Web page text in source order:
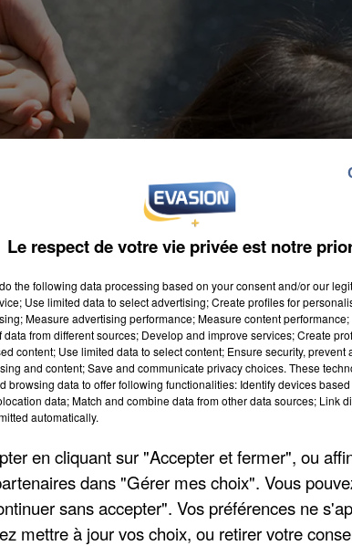
les nouveaux locaux installés sur la place
de ne pas avoir à courir à droite, à
compte 250 agents.
Le respect de votre vie privée est notre
do the following data processing based on your consent and/or our
Use limited data to select advertising; Create profiles for
Measure advertising performance; Measure content
from different sources; Develop and improve services; Create
content; Use limited data to select content; Ensure security, prevent
and content; Save and communicate privacy choices. These
browsing data to offer following functionalities: Identify devices
data; Match and combine data from other data sources; Link
automatically.
en cliquant sur "Accepter et fermer", ou
dans "Gérer mes choix". Vous
sans accepter". Vos préférences ne
mettre à jour vos choix, ou retirer votre